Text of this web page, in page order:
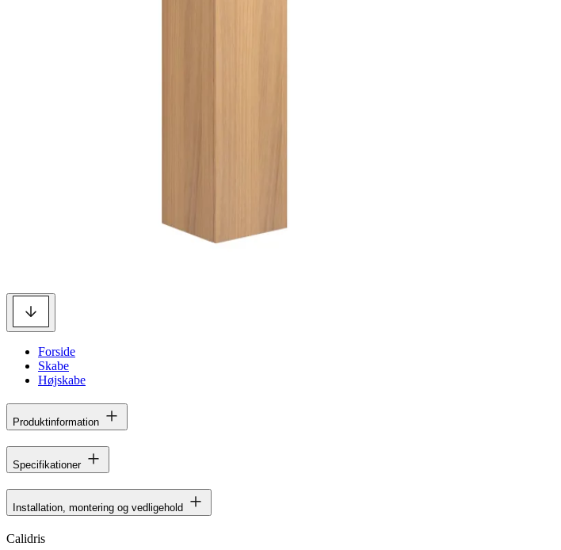
Forside
Skabe
Højskabe
Produktinformation
Specifikationer
Installation, montering og vedligehold
Calidris